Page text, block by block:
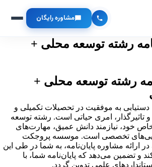
مشاوره رایگان
رشته توسعه محلی +
رشته توسعه محلی +
دستیابی به موفقیت در تحصیلات تکمیلی و
و تاثیرگذار، امری حیاتی است. رشته توسعه
خود، نیازمند دانش عمیق، مهارت‌های
تخصصی است. موسسه پروجکت
ارائه مشاوره پایان‌نامه، به شما در طی این
و تضمین می‌دهد که پایان‌نامه شما، با
علمی تدوین گردد.